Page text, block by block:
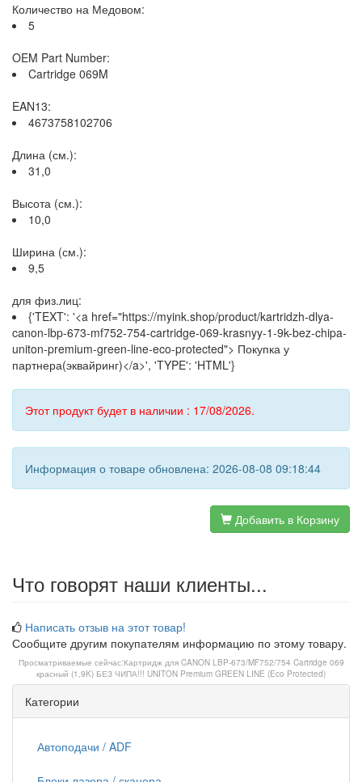
Количество на Медовом:
5
OEM Part Number:
Cartridge 069M
EAN13:
4673758102706
Длина (см.):
31,0
Высота (см.):
10,0
Ширина (см.):
9,5
для физ.лиц:
{'TEXT': '<a href="https://myink.shop/product/kartridzh-dlya-
canon-lbp-673-mf752-754-cartridge-069-krasnyy-1-9k-bez-chipa-
uniton-premium-green-line-eco-protected"> Покупка у
партнера(эквайринг)</a>', 'TYPE': 'HTML'}
Этот продукт будет в наличии : 17/08/2026.
Информация о товаре обновлена: 2026-08-08 09:18:44
Добавить в Корзину
Что говорят наши клиенты...
Написать отзыв на этот товар!
Сообщите другим покупателям информацию по этому товару.
Просматриваемые сейчас:Картридж для CANON LBP-673/MF752/754 Cartridge 069
красный (1,9K) БЕЗ ЧИПА!!! UNITON Premium GREEN LINE (Eco Protected)
Категории
Автоподачи / ADF